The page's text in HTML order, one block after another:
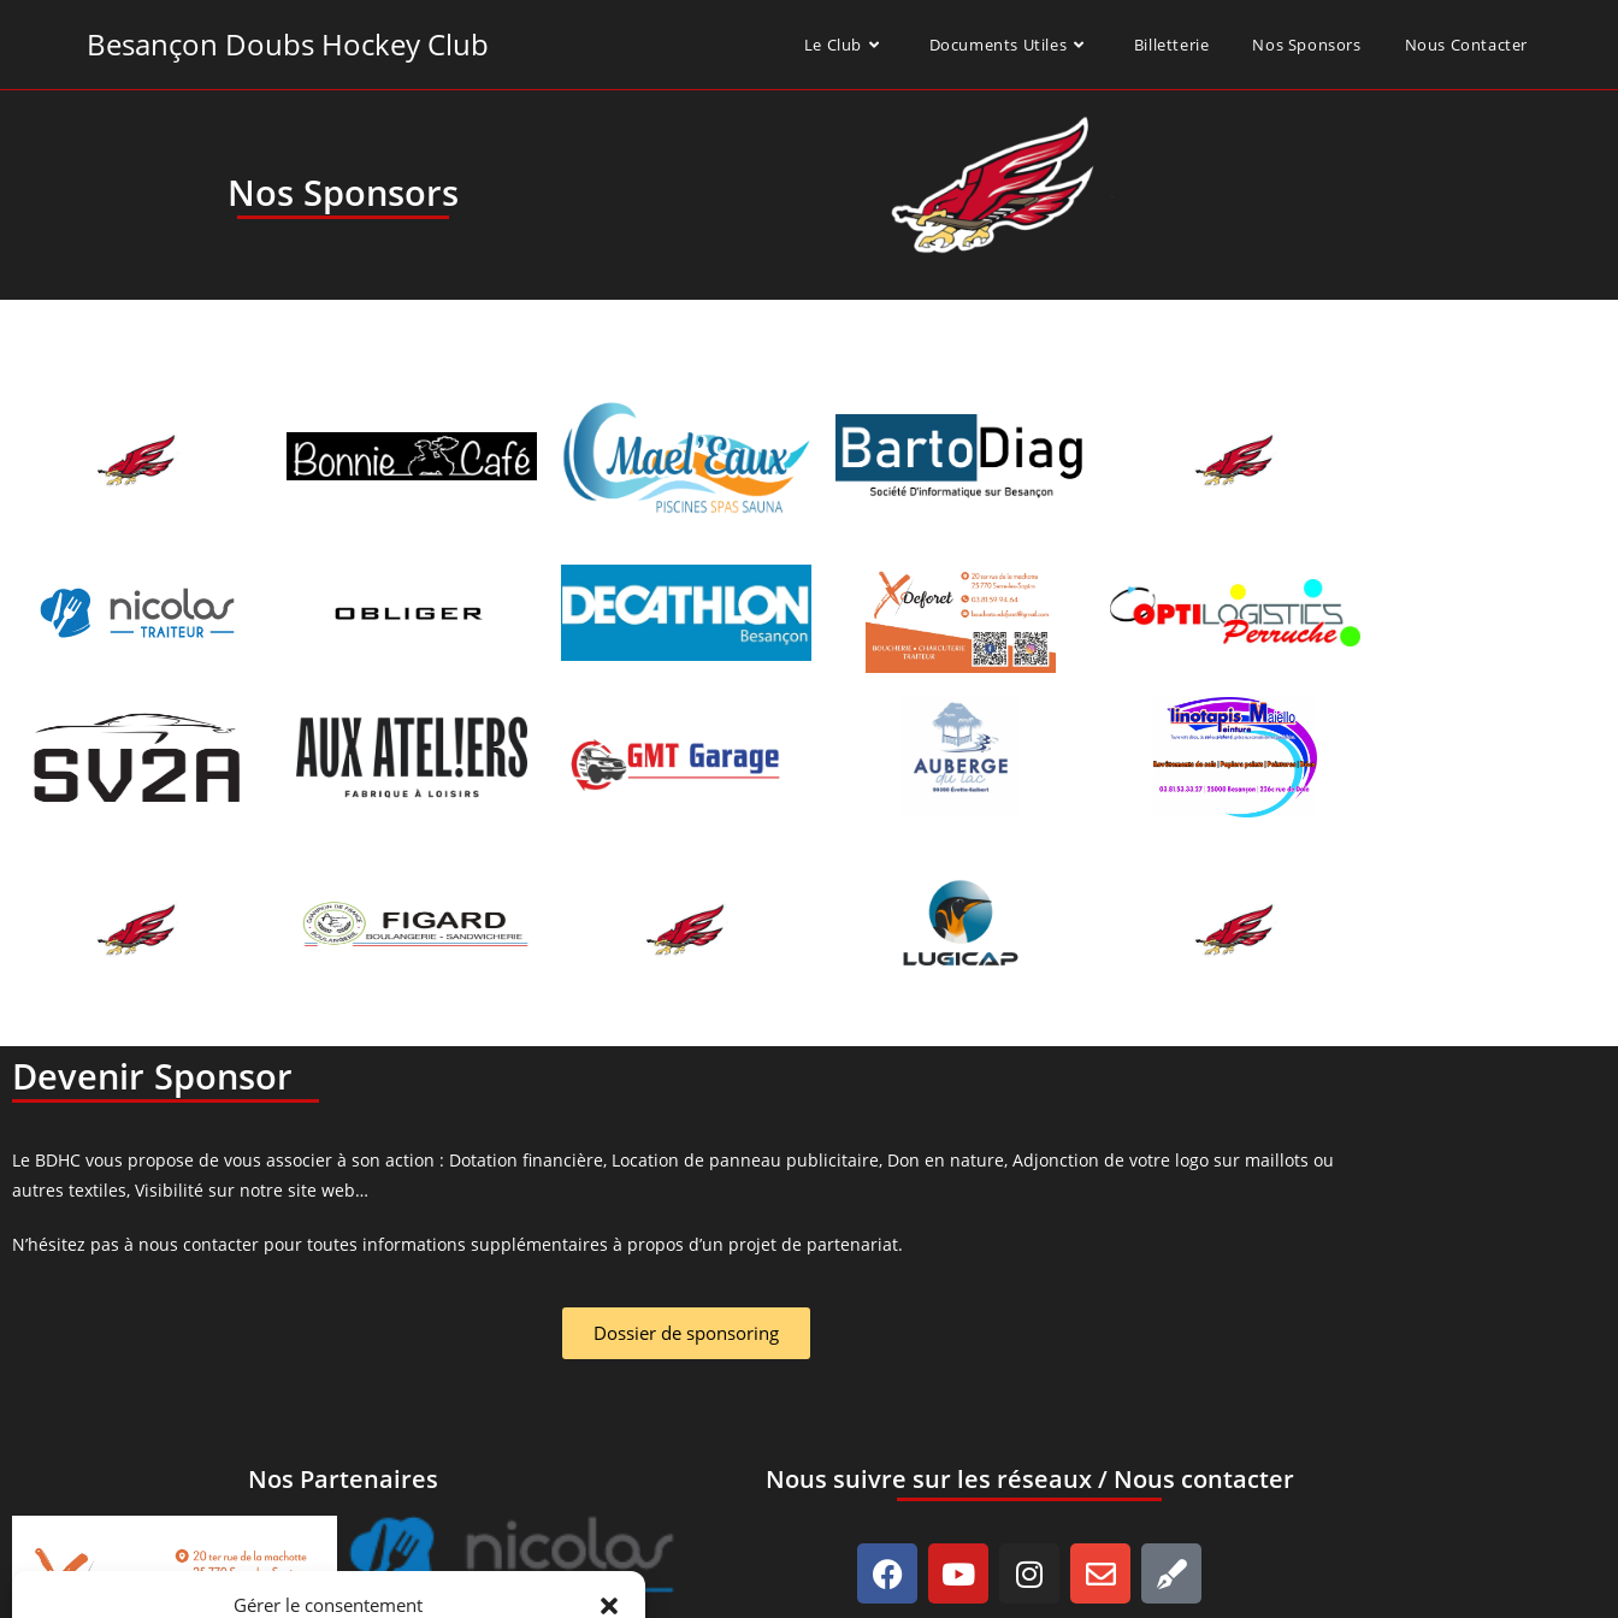
Gérer le consentement
Besançon Doubs Hockey Club Le Club Documents Utiles Billetterie Nos Sponsors Nous Contacter
Nos Sponsors
Devenir Sponsor
Le BDHC vous propose de vous associer à son action : Dotation financière, Location de panneau publicitaire, Don en nature, Adjonction de votre logo sur maillots ou
autres textiles, Visibilité sur notre site web…
N’hésitez pas à nous contacter pour toutes informations supplémentaires à propos d’un projet de partenariat.
Dossier de sponsoring
Nos Partenaires Nous suivre sur les réseaux / Nous contacter